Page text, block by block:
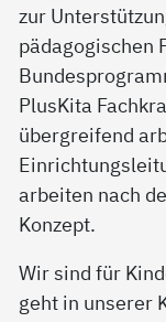
zur
pädagogischen
PlusKita
übergreifend
arbeiten nach
Konzept.
Wir sind für
geht in unserer